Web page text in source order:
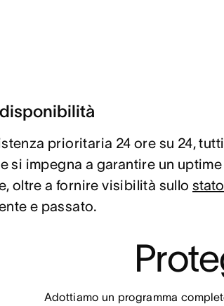
prioritaria 24 ore su 24,
si impegna a garantire un
oltre a fornire visibilità sullo
e passato.
Adottiamo un programma